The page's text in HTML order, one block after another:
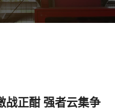
战正酣 强者云集争